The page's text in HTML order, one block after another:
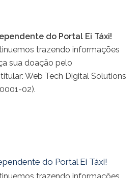
do Portal Ei Táxi!
trazendo informações
sua doação pelo
Web Tech Digital Solutions
02).
do Portal Ei Táxi!